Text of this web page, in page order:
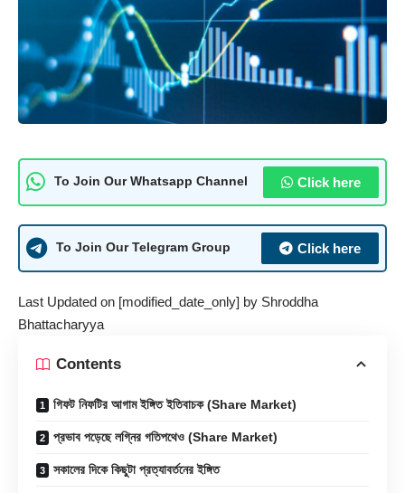
To Join Our Whatsapp Channel Click here
To Join Our Telegram Group Click here
Last Updated on [modified_date_only] by Shroddha
Bhattacharyya
Contents
গিফট নিফটির আগাম ইঙ্গিত ইতিবাচক (Share Market)
প্রভাব পড়েছে লগ্নির গতিপথেও (Share Market)
সকালের দিকে কিছুটা প্রত্যাবর্তনের ইঙ্গিত